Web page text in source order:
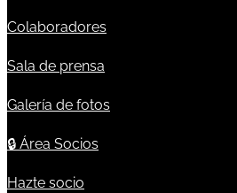
Colaboradores
Sala de prensa
Galería de fotos
🔒 Área Socios
Hazte socio